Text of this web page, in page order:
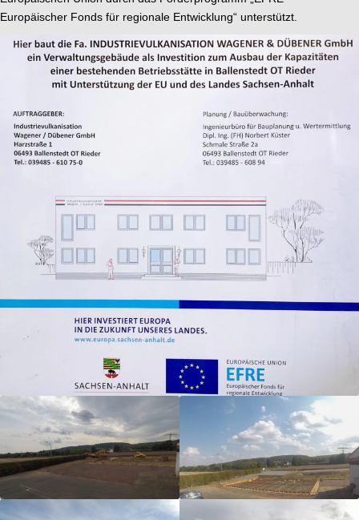
Europäischer Fonds für regionale Entwicklung“ unterstützt.